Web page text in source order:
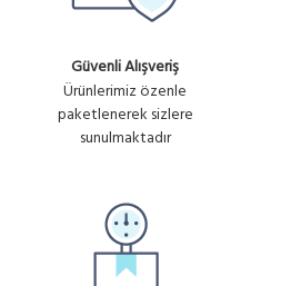
MONOFAZE METAL KASA
Güvenli Alışveriş
Ürünlerimiz özenle
paketlenerek sizlere
sunulmaktadır